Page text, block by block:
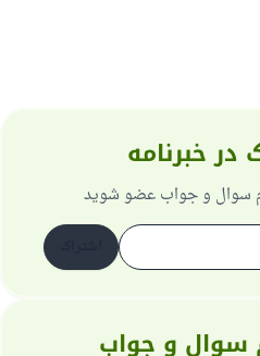
در خبرنامه
سوال و جواب عضو شوید
سوال و جواب